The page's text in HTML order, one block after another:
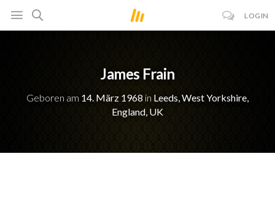
LOGIN
James Frain
Geboren am 14. März 1968 in Leeds, West Yorkshire,
England, UK